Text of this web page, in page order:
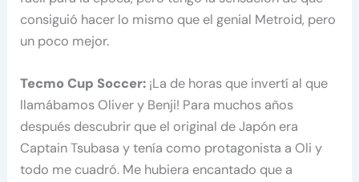
consiguió hacer lo mismo que el genial Metroid, pero
un poco mejor.
Tecmo Cup Soccer: ¡La de horas que invertí al que
llamábamos Oliver y Benji! Para muchos años
después descubrir que el original de Japón era
Captain Tsubasa y tenía como protagonista a Oli y
todo me cuadró. Me hubiera encantado que a